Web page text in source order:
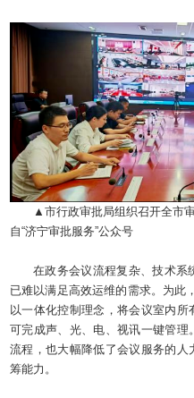
▲市行政审批局组织召开全市
自“济宁审批服务”公众号
在政务会议流程复杂、技术系
已难以满足高效运维的需求。为此
以一体化控制理念，将会议室内
可完成声、光、电、视讯一键管
流程，也大幅降低了会议服务的
筹能力。